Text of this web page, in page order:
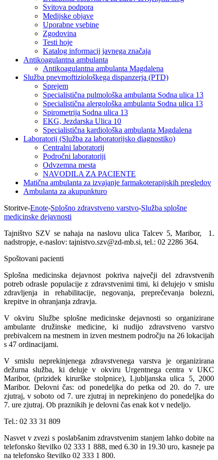
Svitova podpora
Medijske objave
Uporabne vsebine
Zgodovina
Testi hoje
Katalog informacij javnega značaja
Antikoagulantna ambulanta
Antikoagulantna ambulanta Magdalena
Služba pnevmoftiziološkega dispanzerja (PTD)
Sprejem
Specialistična pulmološka ambulanta Sodna ulica 13
Specialistična alergološka ambulanta Sodna ulica 13
Spirometrija Sodna ulica 13
EKG, Jezdarska Ulica 10
Specialistična kardiološka ambulanta Magdalena
Laboratorij (Služba za laboratorijsko diagnostiko)
Centralni laboratorij
Področni laboratoriji
Odvzemna mesta
NAVODILA ZA PACIENTE
Matična ambulanta za izvajanje farmakoterapijskih pregledov
Ambulanta za akupunkturo
Storitve-Enote-Splošno zdravstveno varstvo-Služba splošne
medicinske dejavnosti
Tajništvo SZV se nahaja na naslovu ulica Talcev 5, Maribor, 1.
nadstropje, e-naslov: tajnistvo.szv@zd-mb.si, tel.: 02 2286 364.
Spoštovani pacienti
Splošna medicinska dejavnost pokriva največji del zdravstvenih
potreb odrasle populacije z zdravstvenimi timi, ki delujejo v smislu
zdravljenja in rehabilitacije, negovanja, preprečevanja bolezni,
krepitve in ohranjanja zdravja.
V okviru Službe splošne medicinske dejavnosti so organizirane
ambulante družinske medicine, ki nudijo zdravstveno varstvo
prebivalcem na mestnem in izven mestnem področju na 26 lokacijah
s 47 ordinacijami.
V smislu neprekinjenega zdravstvenega varstva je organizirana
dežurna služba, ki deluje v okviru Urgentnega centra v UKC
Maribor, (prizidek kirurške stolpnice), Ljubljanska ulica 5, 2000
Maribor. Delovni čas: od ponedeljka do petka od 20. do 7. ure
zjutraj, v soboto od 7. ure zjutraj in neprekinjeno do ponedeljka do
7. ure zjutraj. Ob praznikih je delovni čas enak kot v nedeljo.
Tel.: 02 33 31 809
Nasvet v zvezi s poslabšanim zdravstvenim stanjem lahko dobite na
telefonsko številko 02 333 1 888, med 6.30 in 19.30 uro, kasneje pa
na telefonsko številko 02 333 1 800.